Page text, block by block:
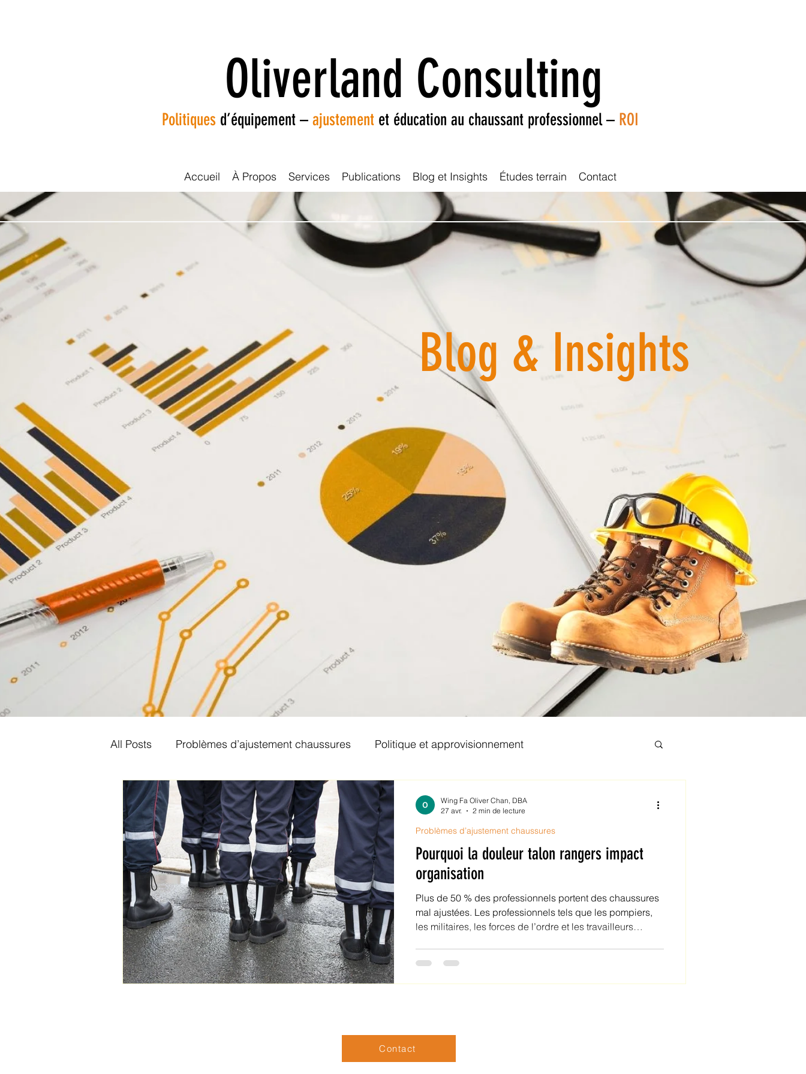
Oliverland Consulting
Politiques d’équipement – ajustementet éducation au chaussant professionnel – ROI
Accueil À Propos Services Publications Blog et Insights Études terrain Contact
Blog & Insights
All Posts Problèmes d’ajustement chaussures Politique et approvisionnement
Ajustement des chaussures
Pourquoi la douleur talon rangers impact
organisation
Plus de 50 % des professionnels portent des chaussures
mal ajustées. Les professionnels tels que les pompiers,
les militaires, les forces de l’ordre et les travailleurs
souvent sous contrainte. Cet article discute comment
mieux comprendre ses causes et identifier des stratégies
Problèmes d’ajustement chaussures
Wing Fa Oliver Chan, DBA
27 avr.
2 min de lecture
Contact